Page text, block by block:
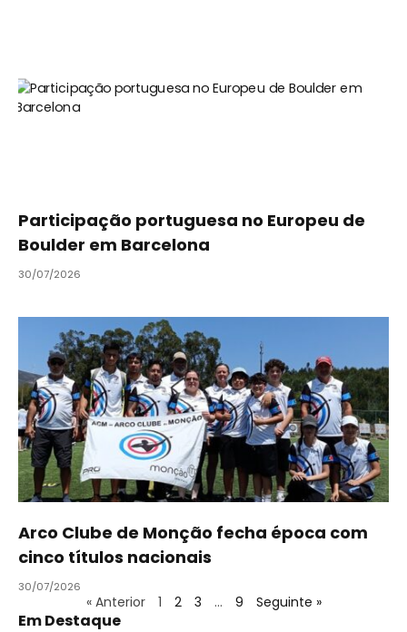
Participação portuguesa no Europeu de
Boulder em Barcelona
30/07/2026
Arco Clube de Monção fecha época com
cinco títulos nacionais
30/07/2026
« Anterior 1 2 3 … 9 Seguinte »
Em Destaque